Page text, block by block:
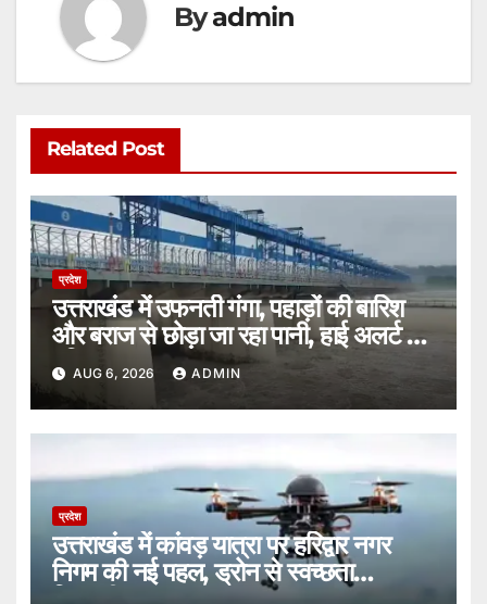
Byadmin
Related Post
प्रदेश
उत्तराखंड में उफनती गंगा, पहाड़ों की बारिश
और बराज से छोड़ा जा रहा पानी, हाई अलर्ट पर
हरिद्वार।
AUG 6, 2026 ADMIN
प्रदेश
उत्तराखंड में कांवड़ यात्रा पर हरिद्वार नगर
निगम की नई पहल, ड्रोन से स्वच्छता